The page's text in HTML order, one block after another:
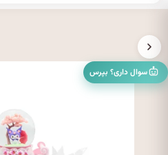
سوال داری؟ بپرس